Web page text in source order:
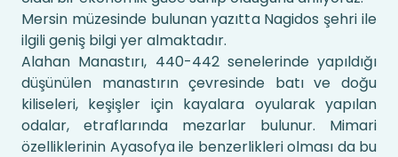
Mersin müzesinde bulunan yazıtta Nagidos şehri ile
ilgili geniş bilgi yer almaktadır.
Alahan Manastırı, 440-442 senelerinde yapıldığı
düşünülen manastırın çevresinde batı ve doğu
kiliseleri, keşişler için kayalara oyularak yapılan
odalar, etraflarında mezarlar bulunur. Mimari
özelliklerinin Ayasofya ile benzerlikleri olması da bu